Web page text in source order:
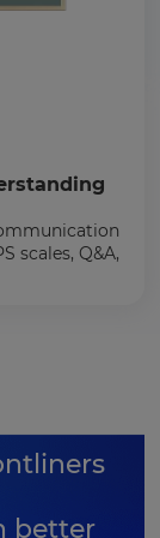
scales, Q&A,
better